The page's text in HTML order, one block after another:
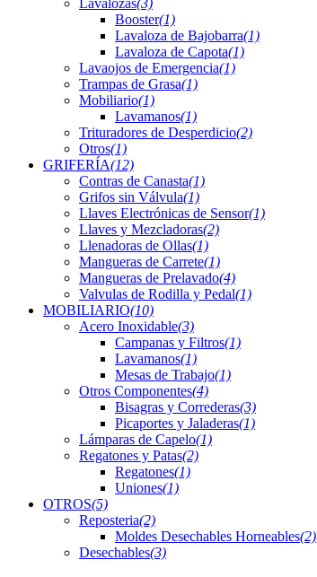
Lavalozas(3)
Booster(1)
Lavaloza de Bajobarra(1)
Lavaloza de Capota(1)
Lavaojos de Emergencia(1)
Trampas de Grasa(1)
Mobiliario(1)
Lavamanos(1)
Trituradores de Desperdicio(2)
Otros(1)
GRIFERÍA(12)
Contras de Canasta(1)
Grifos sin Válvula(1)
Llaves Electrónicas de Sensor(1)
Llaves y Mezcladoras(2)
Llenadoras de Ollas(1)
Mangueras de Carrete(1)
Mangueras de Prelavado(4)
Valvulas de Rodilla y Pedal(1)
MOBILIARIO(10)
Acero Inoxidable(3)
Campanas y Filtros(1)
Lavamanos(1)
Mesas de Trabajo(1)
Otros Componentes(4)
Bisagras y Correderas(3)
Picaportes y Jaladeras(1)
Lámparas de Capelo(1)
Regatones y Patas(2)
Regatones(1)
Uniones(1)
OTROS(5)
Reposteria(2)
Moldes Desechables Horneables(2)
Desechables(3)